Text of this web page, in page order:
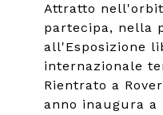
Attratto
partecipa, nella
all'Esposizione
internazionale
Rientrato a
anno inaugura